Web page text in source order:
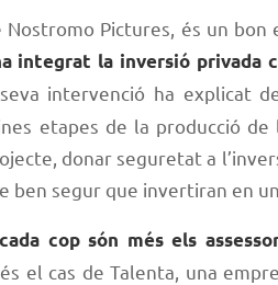
Nostromo Pictures, és un
integrat la inversió privada
intervenció ha explicat
etapes de la producció de
donar seguretat a
ben segur que invertiran en
cada cop són més els
és el cas de Talenta, una